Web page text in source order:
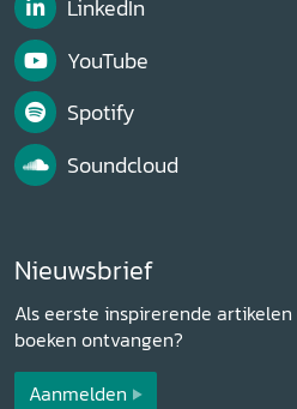
LinkedIn
YouTube
Spotify
Soundcloud
Nieuwsbrief
Als eerste inspirerende
boeken ontvangen?
Aanmelden